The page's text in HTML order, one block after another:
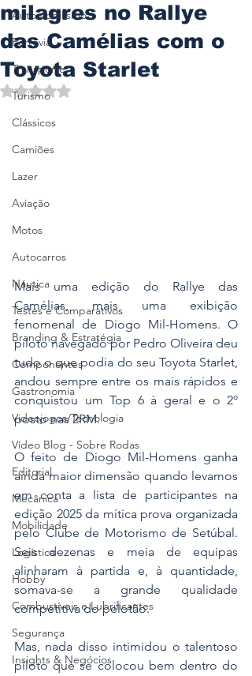
Automobilismo
Ferrovia
Transporte
Turismo
Clássicos
Camiões
Lazer
Aviação
Motos
Autocarros
Náutica
Testes e Comparativos
Branding & Estratégia
Componentes
Gastronomia
Videojogos/Tecnologia
Vídeo Blog - Sobre Rodas
Editorial
Mecânica
Mobilidade
Logística
Hobby
Combustíveis e Lubrificantes
Segurança
Insights & Negócios
milagres no Rallye
das Camélias com o
Toyota Starlet
Avaliado com NaN de 5 estrelas.
Mais uma edição do Rallye das
Camélias, mais uma exibição
fenomenal de Diogo Mil-Homens. O
piloto navegado por Pedro Oliveira deu
tudo o que podia do seu Toyota Starlet,
andou sempre entre os mais rápidos e
conquistou um Top 6 à geral e o 2º
posto nas 2RM.
O feito de Diogo Mil-Homens ganha
ainda maior dimensão quando levamos
em conta a lista de participantes na
edição 2025 da mítica prova organizada
pelo Clube de Motorismo de Setúbal.
Seis dezenas e meia de equipas
alinharam à partida e, à quantidade,
somava-se a grande qualidade
competitiva do pelotão.
Mas, nada disso intimidou o talentoso
piloto que se colocou bem dentro do